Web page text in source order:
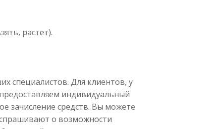
растет).
специалистов. Для клиентов, у
индивидуальный
зачисление средств. Вы можете
о возможности